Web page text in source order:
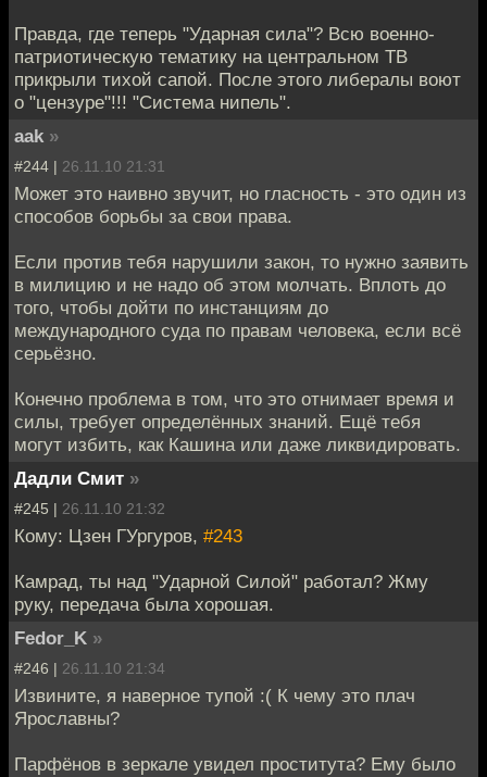
Правда, где теперь "Ударная сила"? Всю военно-
патриотическую тематику на центральном ТВ
прикрыли тихой сапой. После этого либералы воют
о "цензуре"!!! "Система нипель".
aak »
#244 | 26.11.10 21:31
Может это наивно звучит, но гласность - это один из
способов борьбы за свои права.
Если против тебя нарушили закон, то нужно заявить
в милицию и не надо об этом молчать. Вплоть до
того, чтобы дойти по инстанциям до
международного суда по правам человека, если всё
серьёзно.
Конечно проблема в том, что это отнимает время и
силы, требует определённых знаний. Ещё тебя
могут избить, как Кашина или даже ликвидировать.
Дадли Смит »
#245 | 26.11.10 21:32
Кому: Цзен ГУргуров, #243
Камрад, ты над "Ударной Силой" работал? Жму
руку, передача была хорошая.
Fedor_K »
#246 | 26.11.10 21:34
Извините, я наверное тупой :( К чему это плач
Ярославны?
Парфёнов в зеркале увидел проститута? Ему было